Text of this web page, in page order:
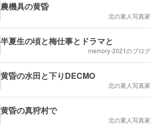
農機具の黄昏
北の素人写真家
半夏生の頃と梅仕事とドラマと
memory-2021のブログ
黄昏の水田と下りDECMO
北の素人写真家
黄昏の真狩村で
北の素人写真家